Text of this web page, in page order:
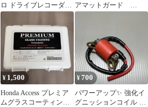
ロ ドライブレコーダー
ステッカー FRGT-A
アマットガード
nh624p 塗装済み
¥ 1,500
Honda Access プレミア
ムグラスコーティング
¥ 700
パワーアップ✨ 強化イ
グニッションコイル 点